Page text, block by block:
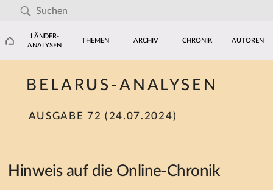
LÄNDER-
ANALYSEN
THEMEN ARCHIV CHRONIK AUTOREN
BELARUS-ANALYSEN
AUSGABE 72 (24.07.2024)
Hinweis auf die Online-Chronik